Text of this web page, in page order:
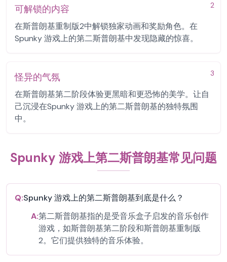
2
可解锁的内容
在斯普朗基重制版2中解锁独家动画和奖励角色。在
Spunky 游戏上的第二斯普朗基中发现隐藏的惊喜。
3
怪异的气氛
在斯普朗基第二阶段体验更黑暗和更恐怖的美学。让自
己沉浸在Spunky 游戏上的第二斯普朗基的独特氛围
中。
Spunky 游戏上第二斯普朗基常见问题
Q:Spunky 游戏上的第二斯普朗基到底是什么？
A:第二斯普朗基指的是受音乐盒子启发的音乐创作
游戏，如斯普朗基第二阶段和斯普朗基重制版
2。它们提供独特的音乐体验。